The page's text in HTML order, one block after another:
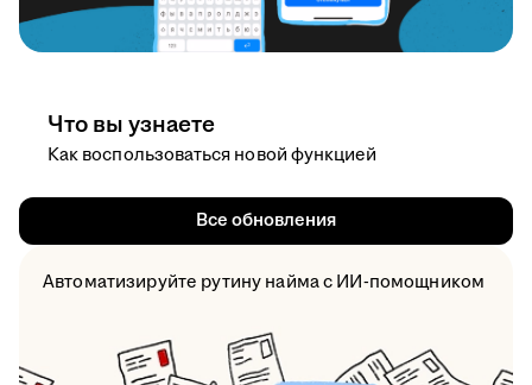
Что вы узнаете
Как воспользоваться новой функцией
Все обновления
Автоматизируйте рутину найма с ИИ-помощником